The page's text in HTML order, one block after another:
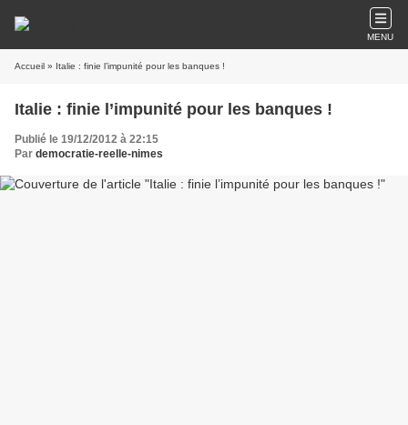
MENU
Accueil » Italie : finie l’impunité pour les banques !
Italie : finie l’impunité pour les banques !
Publié le 19/12/2012 à 22:15
Par democratie-reelle-nimes